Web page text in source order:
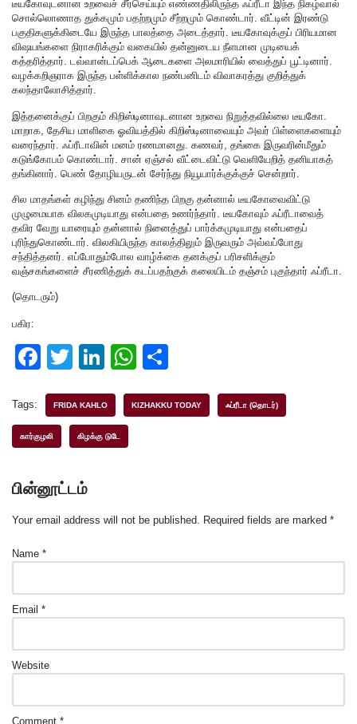
டீயகோவுடனான உறவைச் சீர்செய்யும் எண்ணதிலிருந்த ஃப்ரீடா இந்த நிகழ்வால்
சொல்லொணாத துக்கமும் பதற்றமும் சீற்றமும் கொண்டார். வீட்டின் இரண்டு
பகுதிகளுக்கிடையே இருந்த பாலத்தை அடைத்தார். டீயகோவுக்குப் பிரியமான
விஷயங்களை நிராகரிக்கும் வகையில் தன்னுடைய நீளமான முடியைக்
கத்தரித்தார். டவ்வான்டப்பெக் ஆடைகளை அலமாரியில் வைத்துப் பூட்டினார்.
வழக்கறிஞராக இருந்த பள்ளிக்கால நண்பனிடம் விவாகரத்து குறித்துக்
கலந்தாலோசித்தார்.
இத்தனைக்குப் பிறகும் கிறிஸ்டினாவுடனான உறவை நிறுத்தவில்லை டீயகோ.
மாறாக, தேசிய மாளிகை ஓவியத்தில் கிறிஸ்டினாவையும் அவர் பிள்ளைகளையும்
வரைந்தார். ஃப்ரீடாவின் மனம் ரணமானது. கணவர், தங்கை இருவரின்மீதும்
கடுங்கோபம் கொண்டார். சான் ஏஞ்சல் வீட்டைவிட்டு வெளியேறித் தனியாகத்
தங்கினார். பெண் தோழியருடன் சேர்ந்து நியூயார்க்குக்குச் சென்றார்.
சில மாதங்கள் கழிந்து சினம் தணிந்த பிறகு தன்னால் டீயகோவைவிட்டு
முழுமையாக விலகமுடியாது என்பதை உணர்ந்தார். டீயகோவும் ஃப்ரீடாவைத்
தவிர வேறு யாரையும் தன்னால் நினைத்துப் பார்க்கமுடியாது என்பதைப்
புரிந்துகொண்டார். விலகியிருந்த காலத்திலும் இருவரும் அவ்வப்போது
சந்தித்தனர். எப்போதும்போல வாழ்க்கை தனக்குப் பரிசளிக்கும்
வஞ்சகங்களைச் சீரணித்துக் கடப்பதற்குக் கலையிடம் தஞ்சம் புகுந்தார் ஃப்ரீடா.
(தொடரும்)
பகிர:
F
c
e
o
T
tt
er
Li
k
e
W
at
p
ar
Tags: FRIDA KAHLO KIZHAKKU TODAY ஃப்ரீடா (தொடர்)
கார்குழலி கிழக்கு டுடே
பின்னூட்டம்
Your email address will not be published. Required fields are marked *
Name *
Email *
Website
Comment *